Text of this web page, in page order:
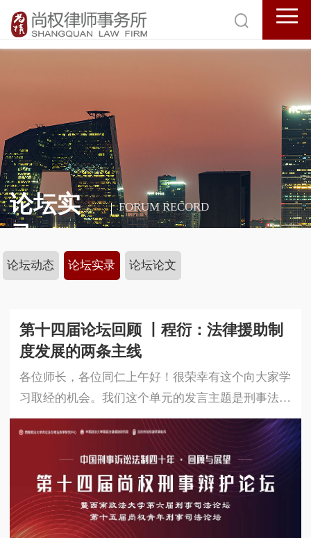
论坛实
录
FORUM RECORD
论坛动态 论坛实录 论坛论文
第十四届论坛回顾 丨程衍：法律援助制
度发展的两条主线
各位师长，各位同仁上午好！很荣幸有这个向大家学
习取经的机会。我们这个单元的发言主题是刑事法律
援助制度，通过各位发言我也学到了很多。肖晓华处
长总结了重庆法律援助的历程，成果喜人，得益于重
庆法律援助同仁的积极推动，同时指出了法律援助制
度存在的问题，和今后发展的方向。王晓林主任指出
了法律援助的设立得益于刑事诉讼制度的改革和发
展，这点我也非常赞同，也和今天这个会议、昨天的